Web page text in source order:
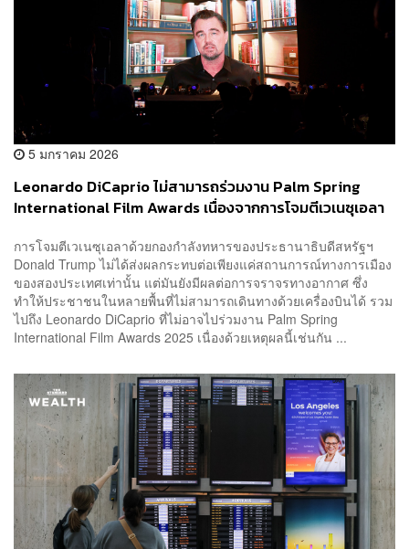
5 มกราคม 2026
Leonardo DiCaprio ไม่สามารถร่วมงาน Palm Spring
International Film Awards เนื่องจากการโจมตีเวเนซุเอลา
การโจมตีเวเนซุเอลาด้วยกองกำลังทหารของประธานาธิบดีสหรัฐฯ
Donald Trump ไม่ได้ส่งผลกระทบต่อเพียงแค่สถานการณ์ทางการเมือง
ของสองประเทศเท่านั้น แต่มันยังมีผลต่อการจราจรทางอากาศ ซึ่ง
ทำให้ประชาชนในหลายพื้นที่ไม่สามารถเดินทางด้วยเครื่องบินได้ รวม
ไปถึง Leonardo DiCaprio ที่ไม่อาจไปร่วมงาน Palm Spring
International Film Awards 2025 เนื่องด้วยเหตุผลนี้เช่นกัน ...